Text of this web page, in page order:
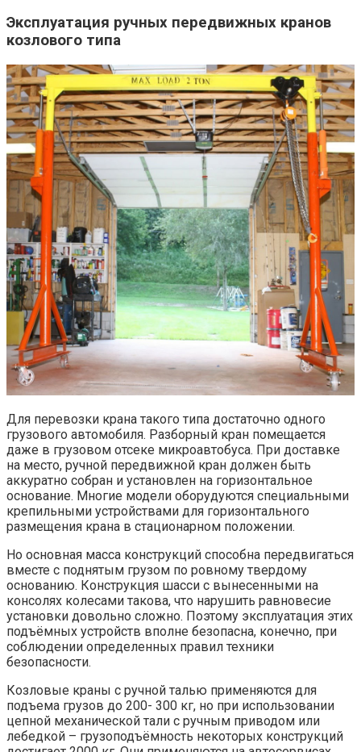
Эксплуатация ручных передвижных кранов
козлового типа
Для перевозки крана такого типа достаточно одного
грузового автомобиля. Разборный кран помещается
даже в грузовом отсеке микроавтобуса. При доставке
на место, ручной передвижной кран должен быть
аккуратно собран и установлен на горизонтальное
основание. Многие модели оборудуются специальными
крепильными устройствами для горизонтального
размещения крана в стационарном положении.
Но основная масса конструкций способна передвигаться
вместе с поднятым грузом по ровному твердому
основанию. Конструкция шасси с вынесенными на
консолях колесами такова, что нарушить равновесие
установки довольно сложно. Поэтому эксплуатация этих
подъёмных устройств вполне безопасна, конечно, при
соблюдении определенных правил техники
безопасности.
Козловые краны с ручной талью применяются для
подъема грузов до 200- 300 кг, но при использовании
цепной механической тали с ручным приводом или
лебедкой – грузоподъёмность некоторых конструкций